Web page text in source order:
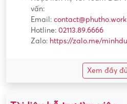
vấn:
Email: contact@phutho.work
Hotline: 02113.89.6666
Zalo: https://zalo.me/
Xem đầy